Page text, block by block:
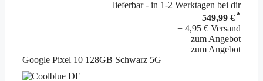
lieferbar - in 1-2 Werktagen bei dir
549,99 € *
+ 4,95 € Versand
zum Angebot
zum Angebot
Google Pixel 10 128GB Schwarz 5G